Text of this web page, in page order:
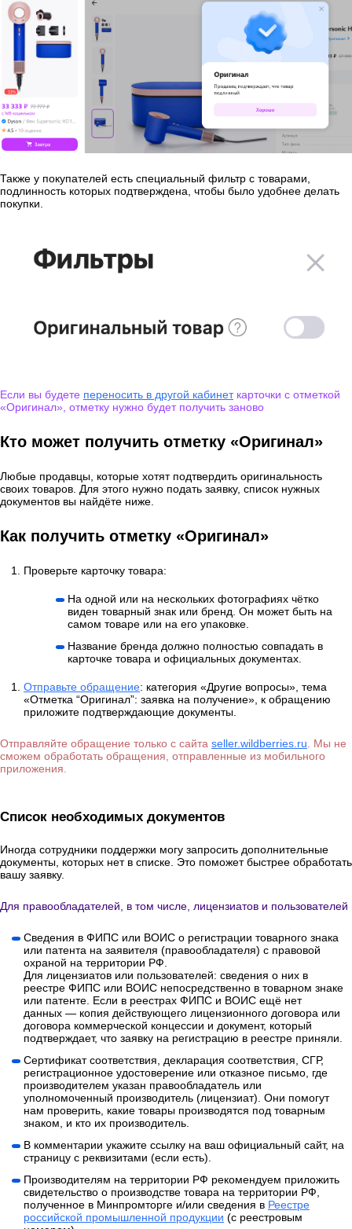
Также у покупателей есть специальный фильтр с товарами,
подлинность которых подтверждена, чтобы было удобнее делать
покупки.
Если вы будете переносить в другой кабинеткарточки с отметкой
«Оригинал», отметку нужно будет получить заново
Кто может получить отметку «Оригинал»
Любые продавцы, которые хотят подтвердить оригинальность
своих товаров. Для этого нужно подать заявку, список нужных
документов вы найдёте ниже.
Как получить отметку «Оригинал»
Проверьте карточку товара:
На одной или на нескольких фотографиях чётко
виден товарный знак или бренд. Он может быть на
самом товаре или на его упаковке.
Название бренда должно полностью совпадать в
карточке товара и официальных документах.
Отправьте обращение: категория «Другие вопросы», тема
«Отметка “Оригинал”: заявка на получение», к обращению
приложите подтверждающие документы.
Отправляйте обращение только с сайта seller.wildberries.ru. Мы не
сможем обработать обращения, отправленные из мобильного
приложения.
Список необходимых документов
Иногда сотрудники поддержки могу запросить дополнительные
документы, которых нет в списке. Это поможет быстрее обработать
вашу заявку.
Для правообладателей, в том числе, лицензиатов и пользователей
Сведения в ФИПС или ВОИС о регистрации товарного знака
или патента на заявителя (правообладателя) с правовой
охраной на территории РФ.
Для лицензиатов или пользователей: сведения о них в
реестре ФИПС или ВОИС непосредственно в товарном знаке
или патенте. Если в реестрах ФИПС и ВОИС ещё нет
данных — копия действующего лицензионного договора или
договора коммерческой концессии и документ, который
подтверждает, что заявку на регистрацию в реестре приняли.
Сертификат соответствия, декларация соответствия, СГР,
регистрационное удостоверение или отказное письмо, где
производителем указан правообладатель или
уполномоченный производитель (лицензиат). Они помогут
нам проверить, какие товары производятся под товарным
знаком, и кто их производитель.
В комментарии укажите ссылку на ваш официальный сайт, на
страницу с реквизитами (если есть).
Производителям на территории РФ рекомендуем приложить
свидетельство о производстве товара на территории РФ,
полученное в Минпромторге и/или сведения в Реестре
российской промышленной продукции (с реестровым